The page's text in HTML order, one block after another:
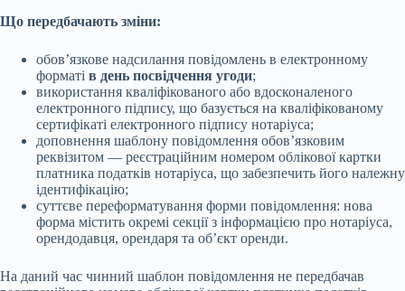
Що передбачають зміни:
обов’язкове надсилання повідомлень в електронному
форматі в день посвідчення угоди;
використання кваліфікованого або вдосконаленого
електронного підпису, що базується на кваліфікованому
сертифікаті електронного підпису нотаріуса;
доповнення шаблону повідомлення обов’язковим
реквізитом — реєстраційним номером облікової картки
платника податків нотаріуса, що забезпечить його належну
ідентифікацію;
суттєве переформатування форми повідомлення: нова
форма містить окремі секції з інформацією про нотаріуса,
орендодавця, орендаря та об’єкт оренди.
На даний час чинний шаблон повідомлення не передбачав